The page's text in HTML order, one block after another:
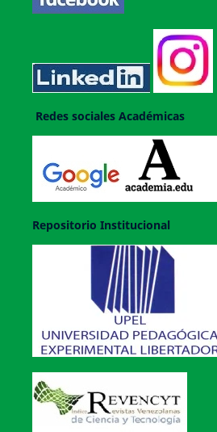
Redes sociales Académicas
Repositorio Institucional